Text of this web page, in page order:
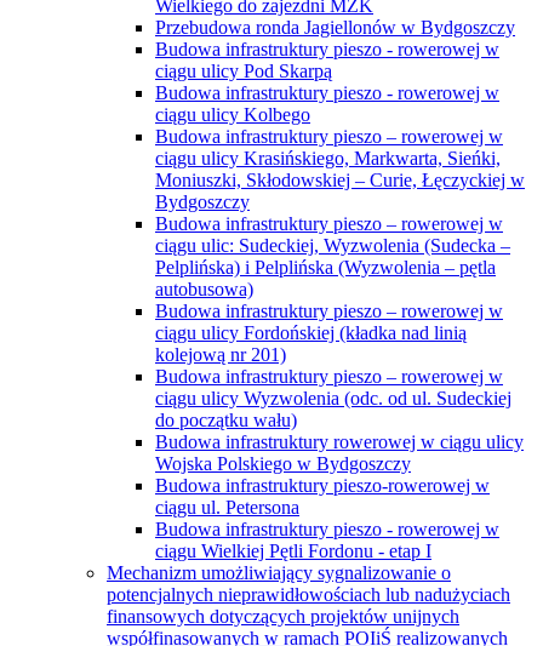
Wielkiego do zajezdni MZK
Przebudowa ronda Jagiellonów w Bydgoszczy
Budowa infrastruktury pieszo - rowerowej w
ciągu ulicy Pod Skarpą
Budowa infrastruktury pieszo - rowerowej w
ciągu ulicy Kolbego
Budowa infrastruktury pieszo – rowerowej w
ciągu ulicy Krasińskiego, Markwarta, Sieńki,
Moniuszki, Skłodowskiej – Curie, Łęczyckiej w
Bydgoszczy
Budowa infrastruktury pieszo – rowerowej w
ciągu ulic: Sudeckiej, Wyzwolenia (Sudecka –
Pelplińska) i Pelplińska (Wyzwolenia – pętla
autobusowa)
Budowa infrastruktury pieszo – rowerowej w
ciągu ulicy Fordońskiej (kładka nad linią
kolejową nr 201)
Budowa infrastruktury pieszo – rowerowej w
ciągu ulicy Wyzwolenia (odc. od ul. Sudeckiej
do początku wału)
Budowa infrastruktury rowerowej w ciągu ulicy
Wojska Polskiego w Bydgoszczy
Budowa infrastruktury pieszo-rowerowej w
ciągu ul. Petersona
Budowa infrastruktury pieszo - rowerowej w
ciągu Wielkiej Pętli Fordonu - etap I
Mechanizm umożliwiający sygnalizowanie o
potencjalnych nieprawidłowościach lub nadużyciach
finansowych dotyczących projektów unijnych
współfinasowanych w ramach POIiŚ realizowanych